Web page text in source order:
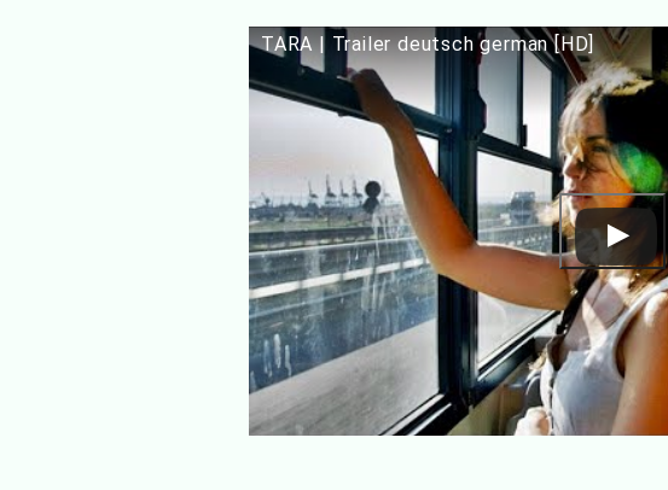
TARA | Trailer deutsch german [HD]